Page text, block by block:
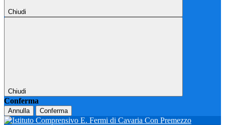
Chiudi
Chiudi
Conferma
Annulla Conferma